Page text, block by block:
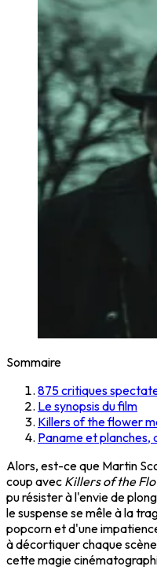
Sommaire
875 critiques
Le synopsis du film
Killers of the flower
Paname et planches,
Alors, est-ce que Martin
coup avec Killers of the
pu résister à l'envie de
le suspense se mêle à la
popcorn et d'une
à décortiquer chaque
cette magie